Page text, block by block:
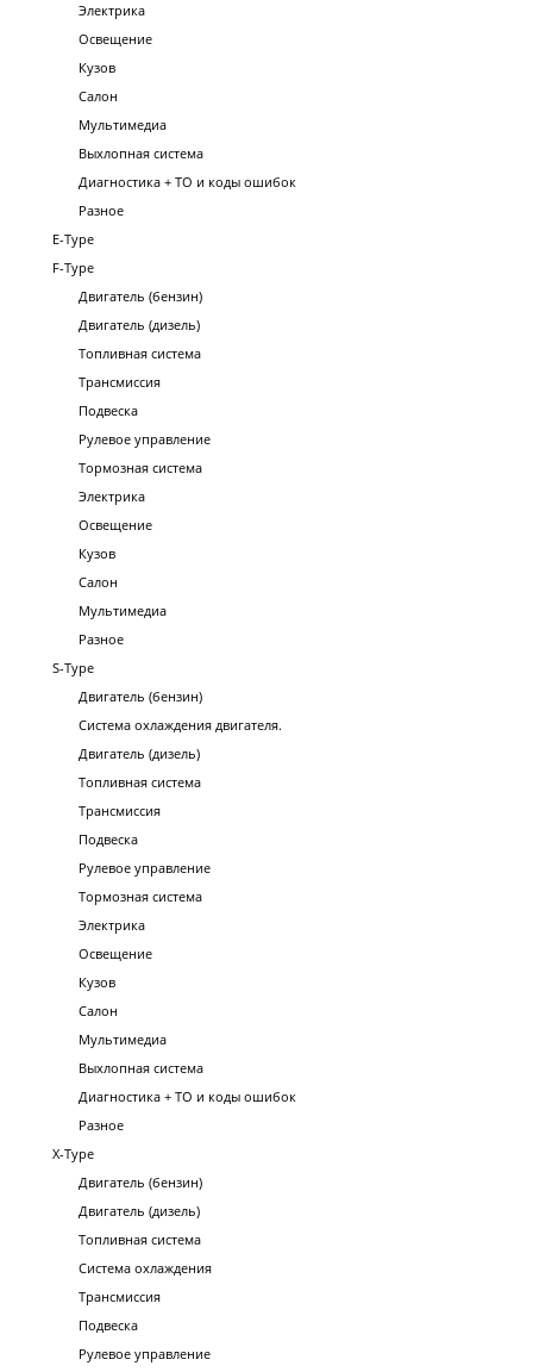
Электрика
Освещение
Кузов
Салон
Мультимедиа
Выхлопная система
Диагностика + ТО и коды ошибок
Разное
E-Type
F-Type
Двигатель (бензин)
Двигатель (дизель)
Топливная система
Трансмиссия
Подвеска
Рулевое управление
Тормозная система
Электрика
Освещение
Кузов
Салон
Мультимедиа
Разное
S-Type
Двигатель (бензин)
Система охлаждения двигателя.
Двигатель (дизель)
Топливная система
Трансмиссия
Подвеска
Рулевое управление
Тормозная система
Электрика
Освещение
Кузов
Салон
Мультимедиа
Выхлопная система
Диагностика + ТО и коды ошибок
Разное
X-Type
Двигатель (бензин)
Двигатель (дизель)
Топливная система
Система охлаждения
Трансмиссия
Подвеска
Рулевое управление